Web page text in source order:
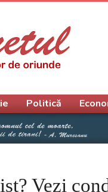
Vezi
Politică